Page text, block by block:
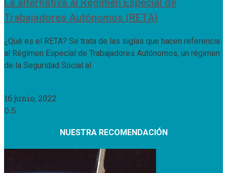
Trabajadores Autónomos (RETA)
¿Qué es el RETA? Se trata de las siglas que hacen referencia
al Régimen Especial de Trabajadores Autónomos, un régimen
de la Seguridad Social al
16 junio, 2022
NUESTRA RECOMENDACIÓN